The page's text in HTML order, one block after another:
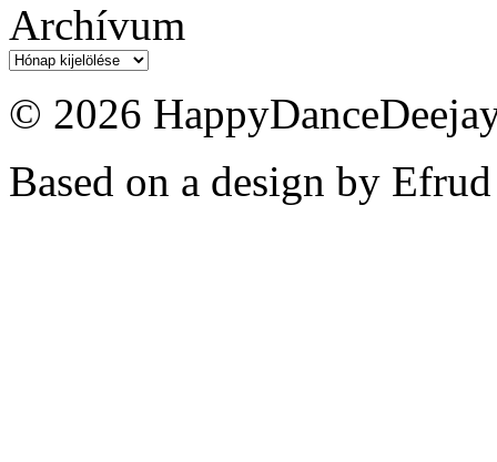
Archívum
Archívum
© 2026
Based on a design by Efrud